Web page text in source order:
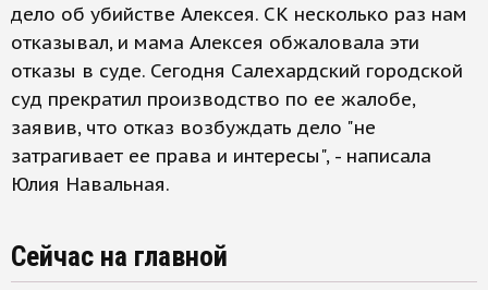
дело об убийстве Алексея. СК несколько раз нам
отказывал, и мама Алексея обжаловала эти
отказы в суде. Сегодня Салехардский городской
суд прекратил производство по ее жалобе,
заявив, что отказ возбуждать дело "не
затрагивает ее права и интересы", - написала
Юлия Навальная.
Сейчас на главной